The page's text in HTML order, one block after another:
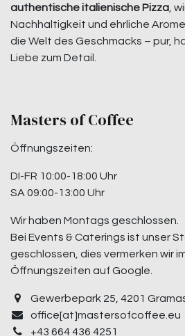
authentische italienische Pizza ,
Nachhaltigkeit und ehrliche
die Welt des Geschmacks – pur,
Liebe zum Detail.
Masters of Coffee
Öffnungszeiten:
DI-FR 10:00-18:00 Uhr
SA 09:00-13:00 Uhr
Wir haben Montags geschlossen.
Bei Events & Caterings ist unser
geschlossen, dies vermerken wir
Öffnungszeiten auf Google.
Gewerbepark 25, 4201
office[at]mastersofcoffee.eu
+43 664 436 4251